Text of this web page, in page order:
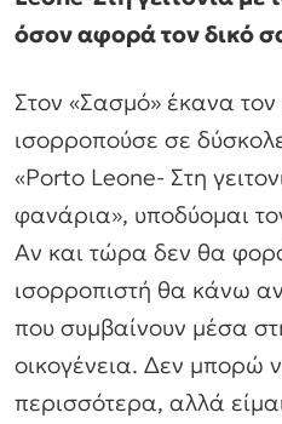
όσον αφορά τον δικό
Στον «Σασμό» έκανα
ισορροπούσε σε
«Porto Leone- Στη
φανάρια», υποδύομαι
Αν και τώρα δεν θα
ισορροπιστή θα κάνω
που συμβαίνουν μέσα
οικογένεια. Δεν μπορώ
περισσότερα, αλλά